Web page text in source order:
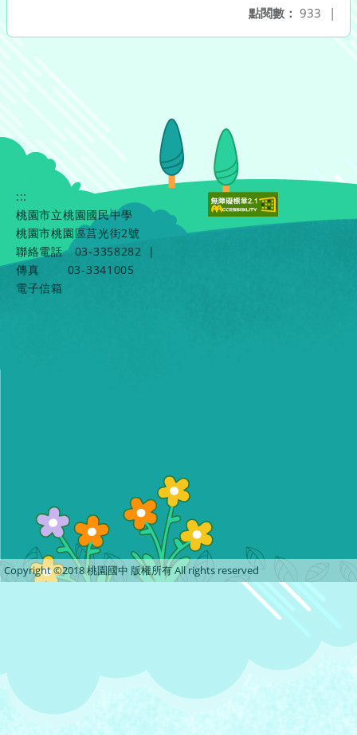
點閱數： 933 |
:::
桃園市立桃園國民中學
桃園市桃園區莒光街2號
聯絡電話
03-3358282
|
傳真
03-3341005
電子信箱
Copyright ©2018 桃園國中 版權所有 All rights reserved